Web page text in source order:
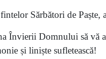
Sărbători de Paște,
Învierii Domnului să vă
și liniște sufletească!